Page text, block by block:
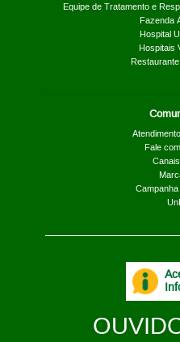
Equipe de Tratamento e
Fazenda
Hospital
Hospitais
Fale